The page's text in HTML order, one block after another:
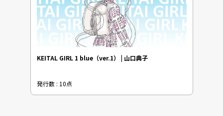
KEITAL GIRL 1 blue（ver.1） | 山口典子
発行数 : 10点